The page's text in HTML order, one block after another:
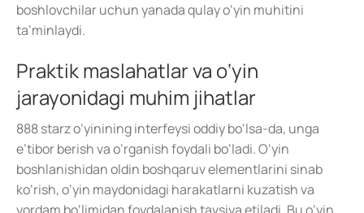
boshlovchilar uchun yanada qulay o‘yin muhitini
ta’minlaydi.
Praktik maslahatlar va o‘yin
jarayonidagi muhim jihatlar
888 starz o‘yinining interfeysi oddiy bo‘lsa-da, unga
e’tibor berish va o‘rganish foydali bo‘ladi. O‘yin
boshlanishidan oldin boshqaruv elementlarini sinab
ko‘rish, o‘yin maydonidagi harakatlarni kuzatish va